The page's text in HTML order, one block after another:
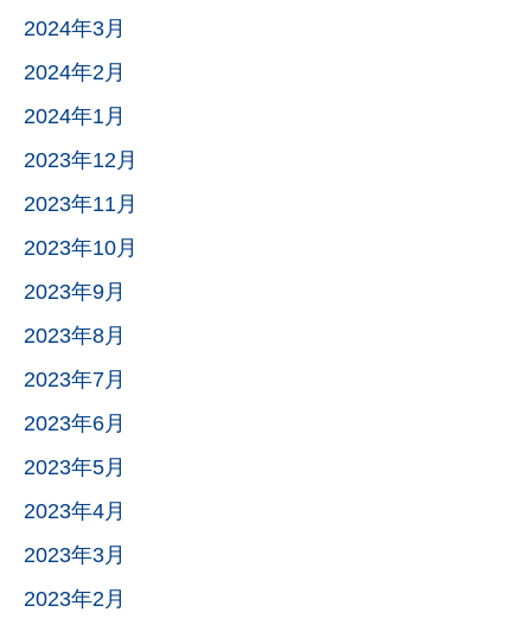
2024年3月
2024年2月
2024年1月
2023年12月
2023年11月
2023年10月
2023年9月
2023年8月
2023年7月
2023年6月
2023年5月
2023年4月
2023年3月
2023年2月